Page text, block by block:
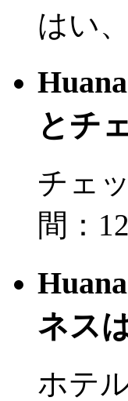
はい
とチ
チェ
間：
ネス
ホテ